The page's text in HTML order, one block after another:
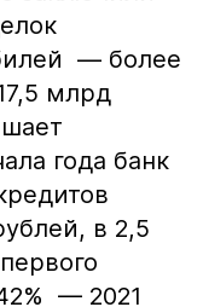
— более
млрд
года банк
в 2,5
— 2021